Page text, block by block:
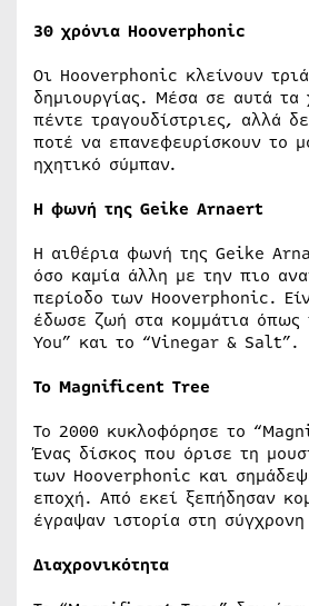
30 χρόνια Hooverphonic
Οι Hooverphonic κλείνουν
δημιουργίας. Μέσα σε αυτά τα
πέντε τραγουδίστριες, αλλά
ποτέ να επανεφευρίσκουν το
ηχητικό σύμπαν.
Η φωνή της Geike Arnaert
Η αιθέρια φωνή της Geike
όσο καμία άλλη με την πιο
περίοδο των Hooverphonic.
έδωσε ζωή στα κομμάτια όπως
You” και το “Vinegar & Salt”.
Το Magnificent Tree
Το 2000 κυκλοφόρησε το
Ένας δίσκος που όρισε τη
των Hooverphonic και
εποχή. Από εκεί ξεπήδησαν
έγραψαν ιστορία στη
Διαχρονικότητα